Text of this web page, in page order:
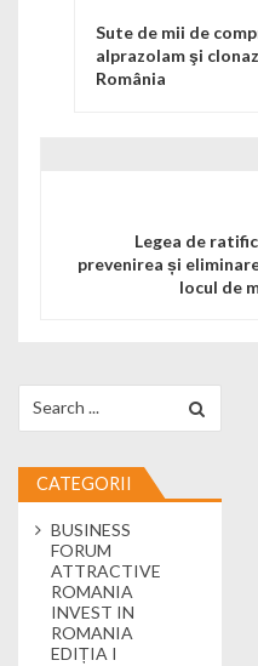
Sute de mii de
alprazolam şi
România
Legea de
prevenirea și
locul de
CATEGORII
BUSINESS
FORUM
ATTRACTIVE
ROMANIA
INVEST IN
ROMANIA
EDIȚIA I